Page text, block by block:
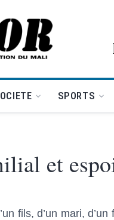
à la une
SPORTS
et
fils, d’un mari,